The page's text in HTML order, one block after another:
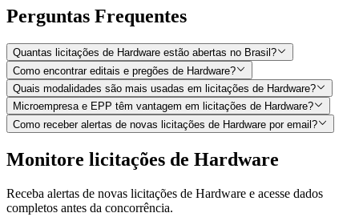
Perguntas Frequentes
Quantas licitações de Hardware estão abertas no Brasil?
Como encontrar editais e pregões de Hardware?
Quais modalidades são mais usadas em licitações de Hardware?
Microempresa e EPP têm vantagem em licitações de Hardware?
Como receber alertas de novas licitações de Hardware por email?
Monitore licitações de Hardware
Receba alertas de novas licitações de Hardware e acesse dados
completos antes da concorrência.